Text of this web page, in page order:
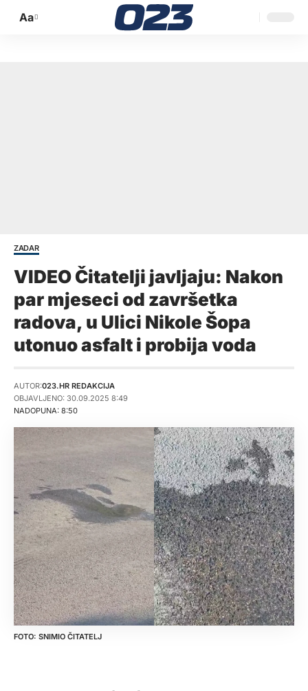
Promijeni
Aa
ZADAR
VIDEO Čitatelji javljaju: Nakon
par mjeseci od završetka
radova, u Ulici Nikole Šopa
utonuo asfalt i probija voda
NADOPUNA: 8:50
AUTOR:023.HR REDAKCIJA
OBJAVLJENO: 30.09.2025 8:49
SNIMIO ČITATELJ